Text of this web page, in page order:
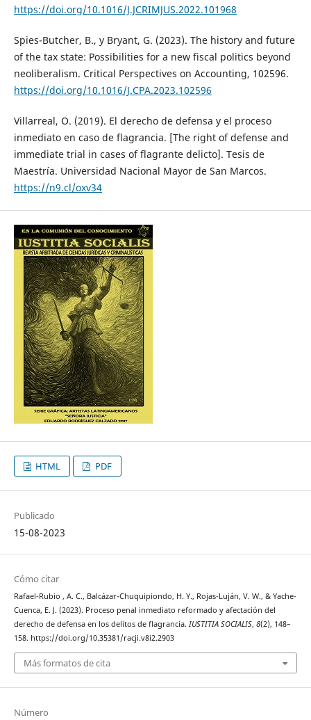
https://doi.org/10.1016/J.JCRIMJUS.2022.101968
Spies-Butcher, B., y Bryant, G. (2023). The history and future
of the tax state: Possibilities for a new fiscal politics beyond
neoliberalism. Critical Perspectives on Accounting, 102596.
https://doi.org/10.1016/J.CPA.2023.102596
Villarreal, O. (2019). El derecho de defensa y el proceso
inmediato en caso de flagrancia. [The right of defense and
immediate trial in cases of flagrante delicto]. Tesis de
Maestría. Universidad Nacional Mayor de San Marcos.
https://n9.cl/oxv34
HTML PDF
Publicado
15-08-2023
Cómo citar
Rafael-Rubio , A. C., Balcázar-Chuquipiondo, H. Y., Rojas-Luján, V. W., & Yache-
Cuenca, E. J. (2023). Proceso penal inmediato reformado y afectación del
derecho de defensa en los delitos de flagrancia. IUSTITIA SOCIALIS, 8(2), 148–
158. https://doi.org/10.35381/racji.v8i2.2903
Más formatos de cita
Número